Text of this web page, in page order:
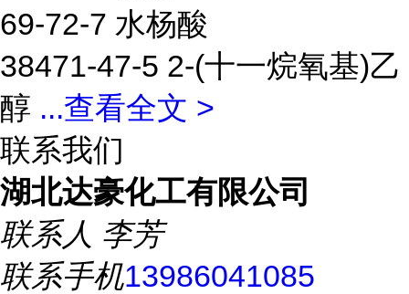
69-72-7 水杨酸
38471-47-5 2-(十一烷氧基)乙
醇 ...查看全文 >
联系我们
湖北达豪化工有限公司
联系人 李芳
联系手机13986041085